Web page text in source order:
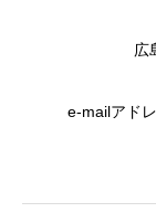
広
e-mailアド